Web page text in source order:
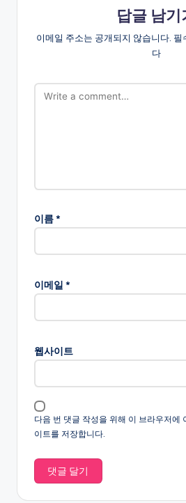
답글 남기
이메일 주소는 공개되지 않습니다. 필
다
이름*
이메일 *
웹사이트
다음 번 댓글 작성을 위해 이 브라우저에
이트를 저장합니다.